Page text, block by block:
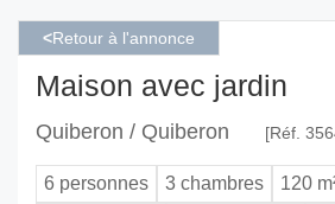
<Retour à l'annonce
Maison avec jardin
Quiberon / Quiberon [Réf.
6 personnes 3 chambres
120